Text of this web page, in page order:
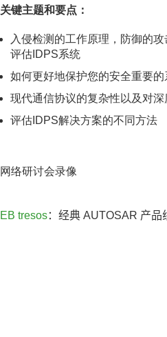
关键主题和要点：
入侵检测的工作原理，防御的
评估IDPS系统
如何更好地保护您的安全重要
现代通信协议的复杂性以及对
评估IDPS解决方案的不同方法
网络研讨会录像
EB tresos：经典 AUTOSAR 产品